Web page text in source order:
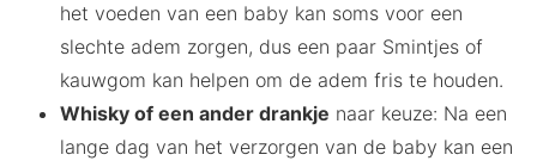
het voeden van een baby kan soms voor een
slechte adem zorgen, dus een paar Smintjes of
kauwgom kan helpen om de adem fris te houden.
Whisky of een ander drankje naar keuze: Na een
lange dag van het verzorgen van de baby kan een